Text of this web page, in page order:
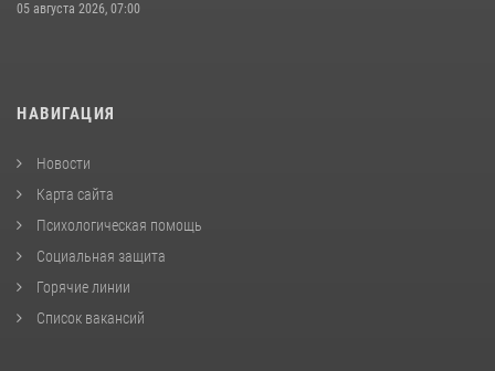
05 августа 2026, 07:00
НАВИГАЦИЯ
Новости
Карта сайта
Психологическая помощь
Социальная защита
Горячие линии
Список вакансий